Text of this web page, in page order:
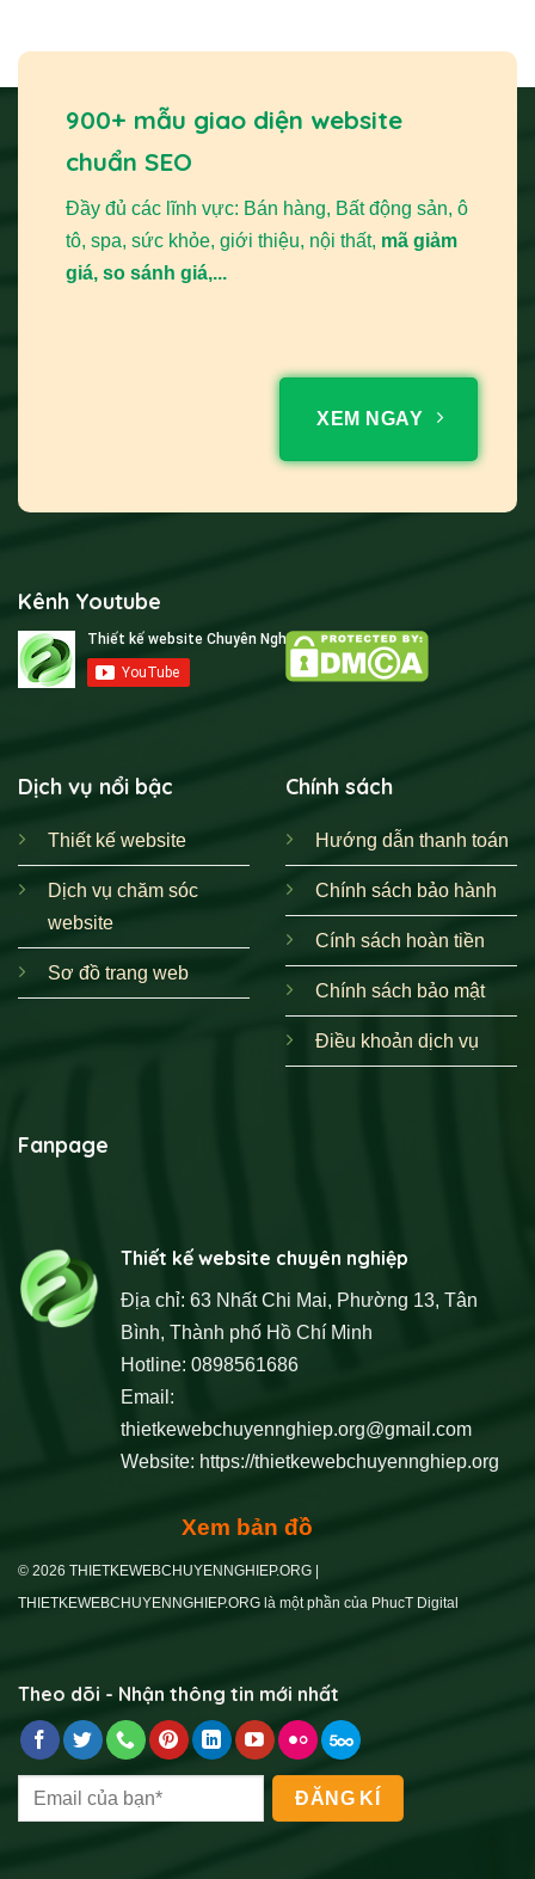
900+ mẫu giao diện website
chuẩn SEO
Đầy đủ các lĩnh vực: Bán hàng, Bất động sản, ô
tô, spa, sức khỏe, giới thiệu, nội thất, mã giảm
giá, so sánh giá,...
XEM NGAY
Kênh Youtube
Dịch vụ nổi bậc
Thiết kế website
Dịch vụ chăm sóc
website
Sơ đồ trang web
Chính sách
Hướng dẫn thanh toán
Chính sách bảo hành
Cính sách hoàn tiền
Chính sách bảo mật
Điều khoản dịch vụ
Fanpage
Thiết kế website chuyên nghiệp
Địa chỉ: 63 Nhất Chi Mai, Phường 13, Tân
Bình, Thành phố Hồ Chí Minh
Hotline: 0898561686
Email:
thietkewebchuyennghiep.org@gmail.com
Website: https://thietkewebchuyennghiep.org
Xem bản đồ
© 2026 THIETKEWEBCHUYENNGHIEP.ORG |
THIETKEWEBCHUYENNGHIEP.ORG là một phần của PhucT Digital
Theo dõi - Nhận thông tin mới nhất